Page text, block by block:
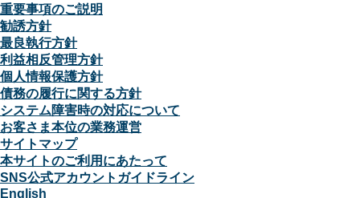
重要事項のご説明
勧誘方針
最良執行方針
利益相反管理方針
個人情報保護方針
債務の履行に関する方針
システム障害時の対応について
お客さま本位の業務運営
サイトマップ
本サイトのご利用にあたって
SNS公式アカウントガイドライン
English